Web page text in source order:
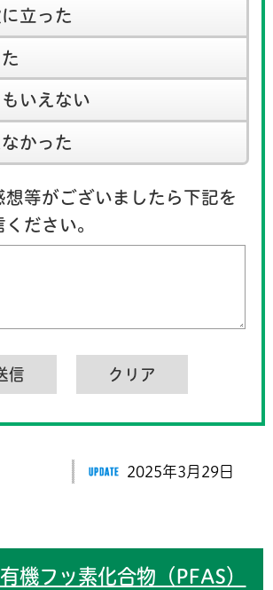
立った
いえない
かった
想等がございましたら下記を
ださい。
2025年3月29日
機フッ素化合物（PFAS）